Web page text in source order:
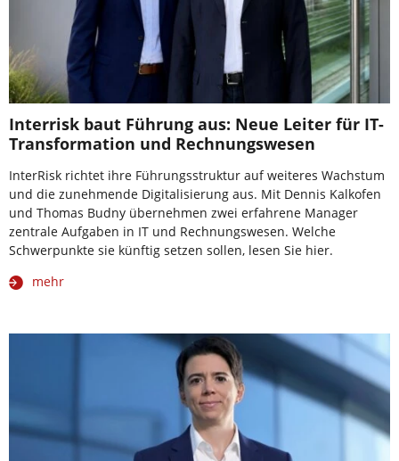
Interrisk baut Führung aus: Neue Leiter für IT-
Transformation und Rechnungswesen
InterRisk richtet ihre Führungsstruktur auf weiteres Wachstum
und die zunehmende Digitalisierung aus. Mit Dennis Kalkofen
und Thomas Budny übernehmen zwei erfahrene Manager
zentrale Aufgaben in IT und Rechnungswesen. Welche
Schwerpunkte sie künftig setzen sollen, lesen Sie hier.
mehr